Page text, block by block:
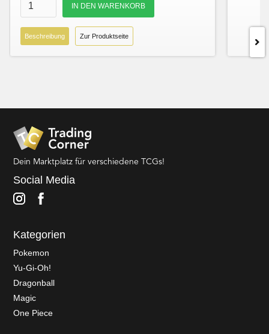
Beschreibung Zur Produktseite
Dein Marktplatz für verschiedene TCGs!
Social Media
Kategorien
Pokemon
Yu-Gi-Oh!
Dragonball
Magic
One Piece